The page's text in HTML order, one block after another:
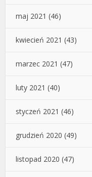
maj 2021 (46)
kwiecień 2021 (43)
marzec 2021 (47)
luty 2021 (40)
styczeń 2021 (46)
grudzień 2020 (49)
listopad 2020 (47)